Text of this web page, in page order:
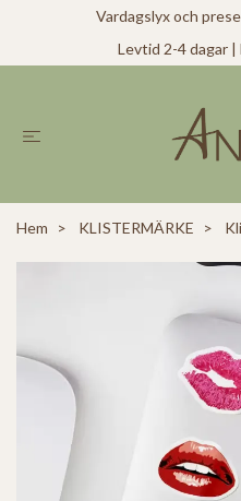
Vardagslyx och
Levtid 2-4 dagar
Hem KLISTERMÄRKE